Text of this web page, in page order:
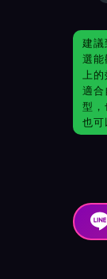
建
選
上
適
型
也可